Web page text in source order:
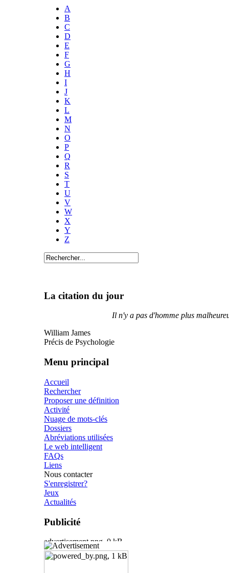
A
B
C
D
E
F
G
H
I
J
K
L
M
N
O
P
Q
R
S
T
U
V
W
X
Y
Z
La citation du jour
Il n'y a pas d'homme plus
William James
Précis de Psychologie
Menu principal
Accueil
Rechercher
Proposer une définition
Activité
Nuage de mots-clés
Dossiers
Abréviations utilisées
Le web intelligent
FAQs
Liens
Nous contacter
S'enregistrer?
Jeux
Actualités
Publicité